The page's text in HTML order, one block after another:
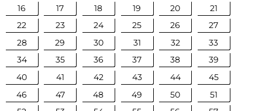
16
17 18 19 20
21
22
23 24 25 26
27
28
29 30 31 32
33
34
35 36 37 38
39
40
41 42 43 44
45
46
47 48 49 50
51